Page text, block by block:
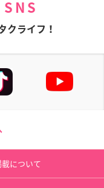
クライフ！
について